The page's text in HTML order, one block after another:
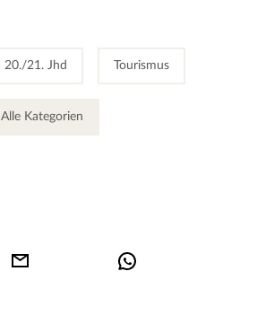
20./21. Jhd Tourismus
Alle Kategorien